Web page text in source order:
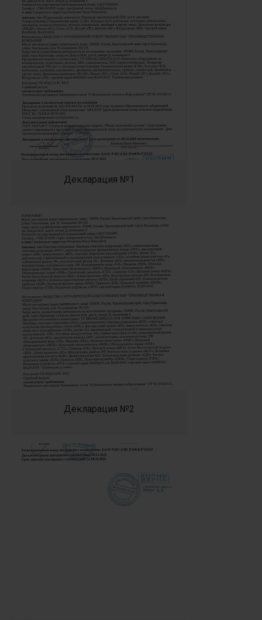
Декларация №1
Декларация №2